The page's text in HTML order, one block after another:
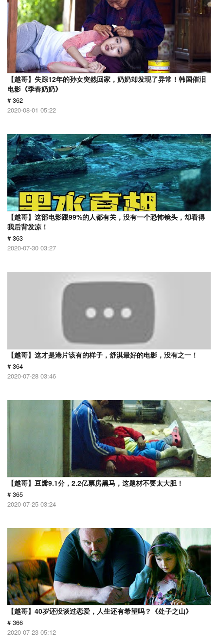
【越哥】失踪12年的孙女突然回家，奶奶却发现了异常！韩国催泪
电影《季春奶奶》
# 362
2020-08-01 05:22
【越哥】这部电影跟99%的人都有关，没有一个恐怖镜头，却看得
我后背发凉！
# 363
2020-07-30 03:27
【越哥】这才是港片该有的样子，舒淇最好的电影，没有之一！
# 364
2020-07-28 03:46
【越哥】豆瓣9.1分，2.2亿票房黑马，这题材不要太大胆！
# 365
2020-07-25 03:24
【越哥】40岁还没谈过恋爱，人生还有希望吗？《处子之山》
# 366
2020-07-23 05:12